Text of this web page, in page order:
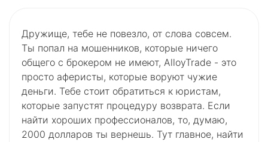
Дружище, тебе не повезло, от слова совсем.
Ты попал на мошенников, которые ничего
общего с брокером не имеют, AlloyTrade - это
просто аферисты, которые воруют чужие
деньги. Тебе стоит обратиться к юристам,
которые запустят процедуру возврата. Если
найти хороших профессионалов, то, думаю,
2000 долларов ты вернешь. Тут главное, найти